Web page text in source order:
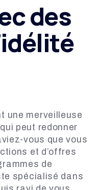
des
une merveilleuse
peut redonner
vous que vous
et d’offres
de
spécialisé dans